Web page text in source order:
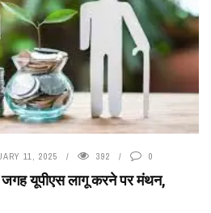
11, 2025 392 0
यूपीएस लागू करने पर मंथन,